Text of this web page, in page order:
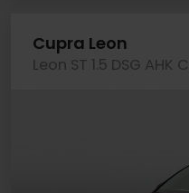
Cupra Leon